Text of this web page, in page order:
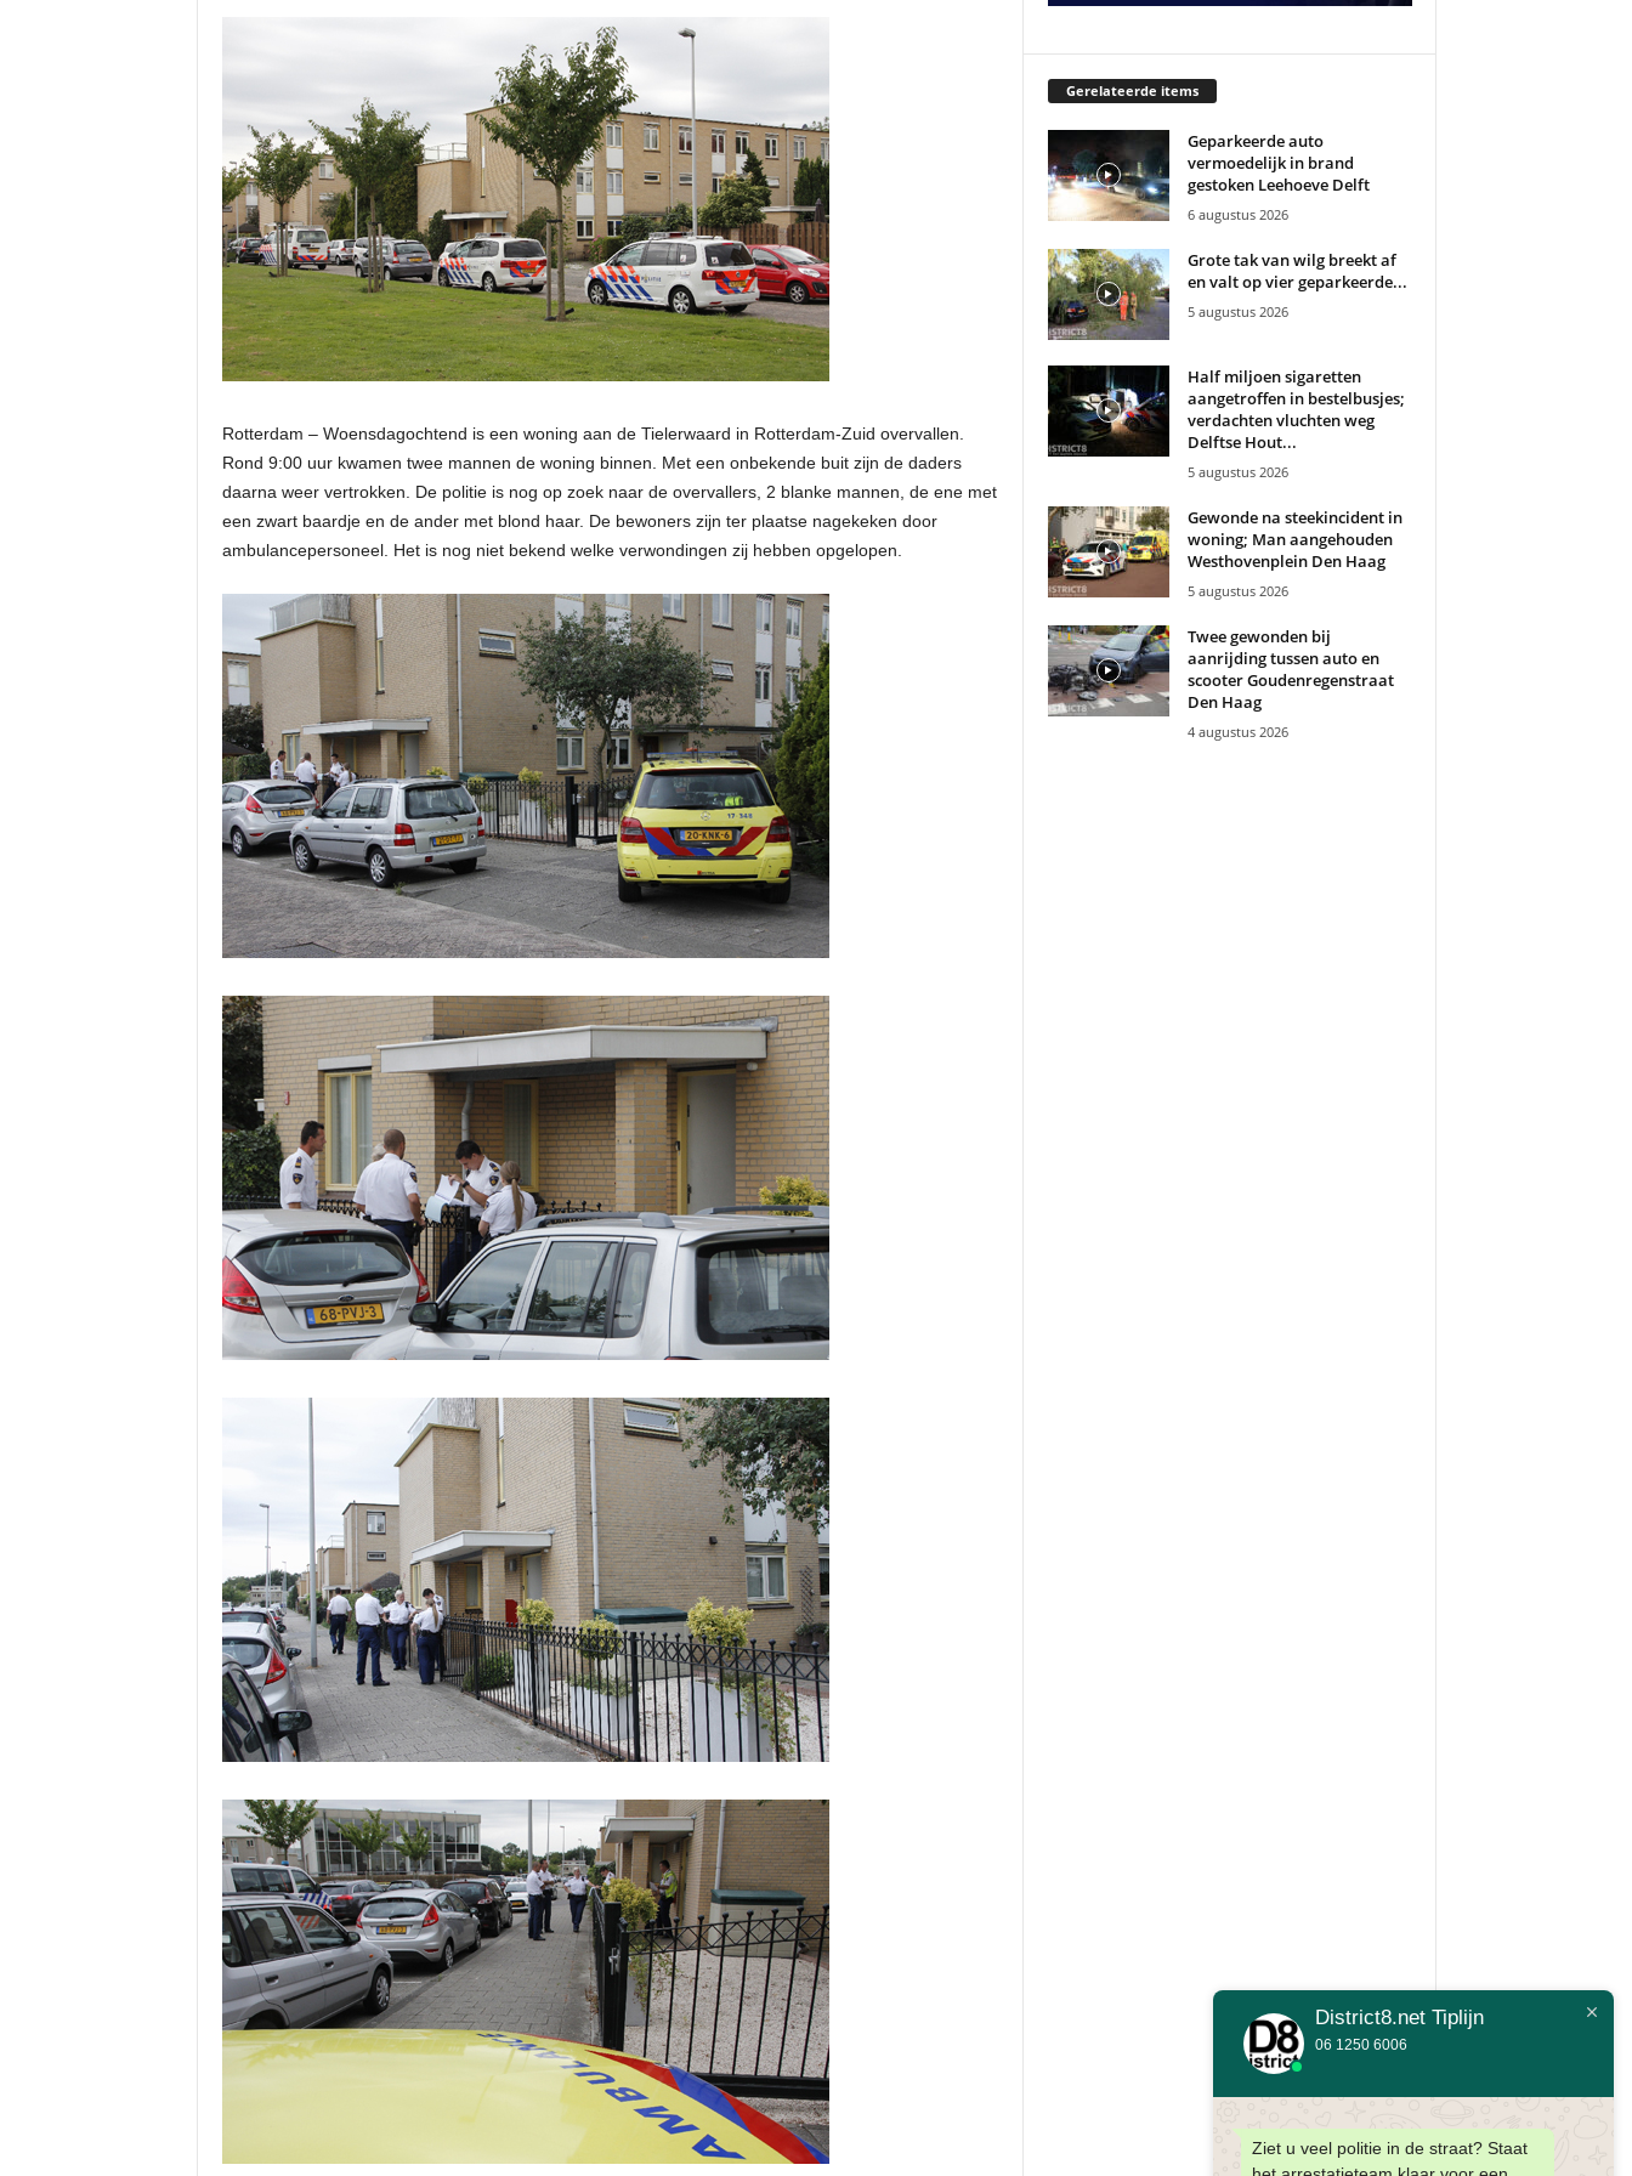
Rotterdam – Woensdagochtend is een woning aan de Tielerwaard in Rotterdam-Zuid overvallen.
Rond 9:00 uur kwamen twee mannen de woning binnen. Met een onbekende buit zijn de daders
daarna weer vertrokken. De politie is nog op zoek naar de overvallers, 2 blanke mannen, de ene met
een zwart baardje en de ander met blond haar. De bewoners zijn ter plaatse nagekeken door
ambulancepersoneel. Het is nog niet bekend welke verwondingen zij hebben opgelopen.
Gerelateerde items
Geparkeerde auto
vermoedelijk in brand
gestoken Leehoeve Delft
6 augustus 2026
Grote tak van wilg breekt af
en valt op vier geparkeerde...
5 augustus 2026
Half miljoen sigaretten
aangetroffen in bestelbusjes;
verdachten vluchten weg
Delftse Hout...
5 augustus 2026
Gewonde na steekincident in
woning; Man aangehouden
Westhovenplein Den Haag
5 augustus 2026
Twee gewonden bij
aanrijding tussen auto en
scooter Goudenregenstraat
Den Haag
4 augustus 2026
District8.net Tiplijn
06 1250 6006
Ziet u veel politie in de straat? Staat